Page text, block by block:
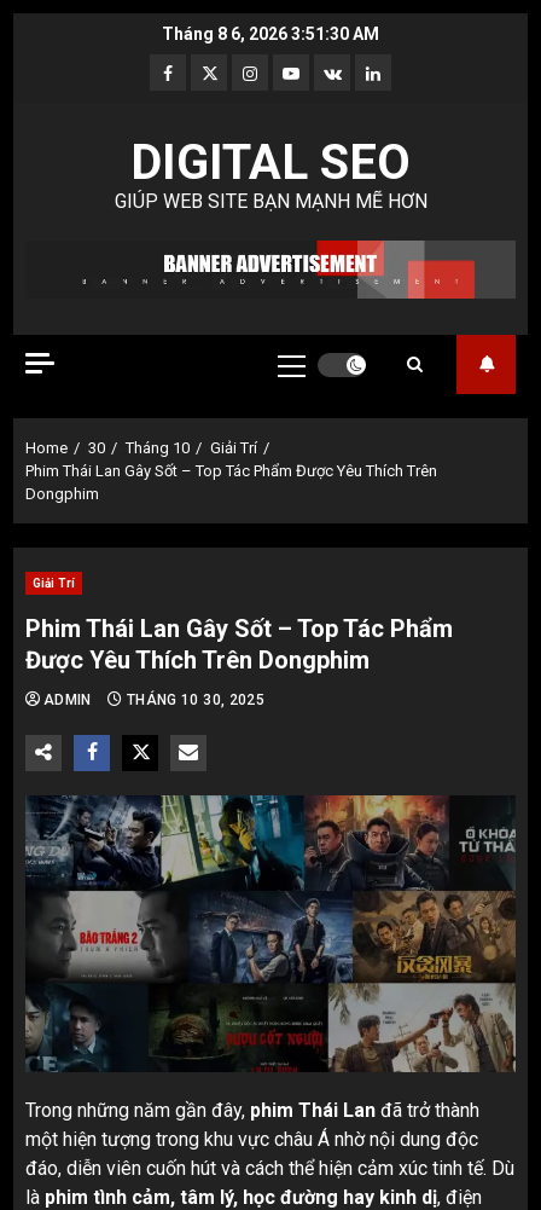
Tháng 8 6, 20263:51:31 AM
Facebook
TwitterInstagram
Youtube
VK LinkedIn
DIGITAL SEO
GIÚP WEB SITE BẠN MẠNH MẼ HƠN
Primary
Home 30 Tháng 10
Giải Trí
Phim Thái Lan Gây Sốt – Top Tác Phẩm Được Yêu Thích Trên
Dongphim
Giải Trí
Phim Thái Lan Gây Sốt – Top Tác Phẩm
Được Yêu Thích Trên Dongphim
ADMIN THÁNG 10 30, 2025
Trong những năm gần đây, phim Thái Lan đã trở thành
một hiện tượng trong khu vực châu Á nhờ nội dung độc
đáo, diễn viên cuốn hút và cách thể hiện cảm xúc tinh tế. Dù
là phim tình cảm, tâm lý, học đường hay kinh dị, điện